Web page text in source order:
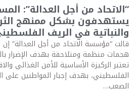
“الاتحاد من أجل العدالة”:
يستهدفون بشكل ممنهج
والنباتية في الريف
قالت “مؤسسة الاتحاد من أجل العدالة”
هجمات منظمة ومتلاحقة بهدف الإضرار
تعتبر الركيزة الأساسية للأمن الغذائي
الفلسطيني، بهدف إجبار المواطنين على
الصعب…